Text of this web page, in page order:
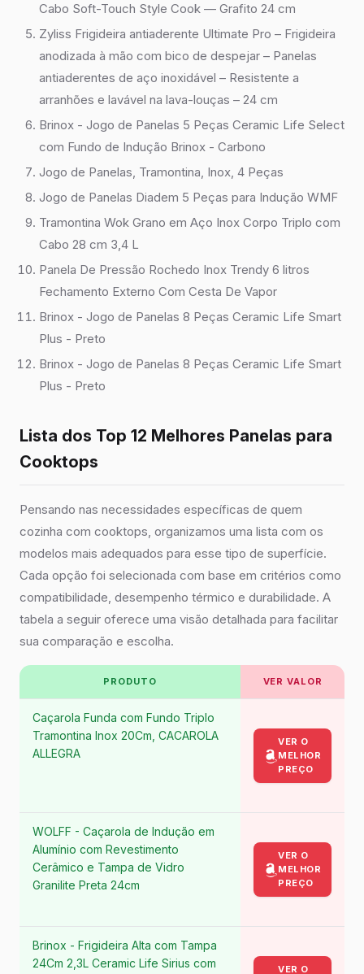
Cabo Soft-Touch Style Cook — Grafito 24 cm
Zyliss Frigideira antiaderente Ultimate Pro – Frigideira
anodizada à mão com bico de despejar – Panelas
antiaderentes de aço inoxidável – Resistente a
arranhões e lavável na lava-louças – 24 cm
Brinox - Jogo de Panelas 5 Peças Ceramic Life Select
com Fundo de Indução Brinox - Carbono
Jogo de Panelas, Tramontina, Inox, 4 Peças
Jogo de Panelas Diadem 5 Peças para Indução WMF
Tramontina Wok Grano em Aço Inox Corpo Triplo com
Cabo 28 cm 3,4 L
Panela De Pressão Rochedo Inox Trendy 6 litros
Fechamento Externo Com Cesta De Vapor
Brinox - Jogo de Panelas 8 Peças Ceramic Life Smart
Plus - Preto
Brinox - Jogo de Panelas 8 Peças Ceramic Life Smart
Plus - Preto
Lista dos Top 12 Melhores Panelas para
Cooktops
Pensando nas necessidades específicas de quem
cozinha com cooktops, organizamos uma lista com os
modelos mais adequados para esse tipo de superfície.
Cada opção foi selecionada com base em critérios como
compatibilidade, desempenho térmico e durabilidade. A
tabela a seguir oferece uma visão detalhada para facilitar
sua comparação e escolha.
PRODUTO VER VALOR
Caçarola Funda com Fundo Triplo
Tramontina Inox 20Cm, CACAROLA
ALLEGRA
VER O
MELHOR
PREÇO
WOLFF - Caçarola de Indução em
Alumínio com Revestimento
Cerâmico e Tampa de Vidro
Granilite Preta 24cm
VER O
MELHOR
PREÇO
Brinox - Frigideira Alta com Tampa
24Cm 2,3L Ceramic Life Sirius com
VER O